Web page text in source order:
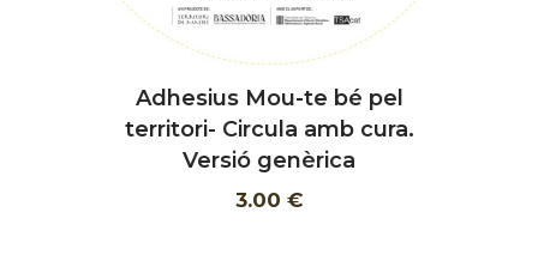
AFEGIR
Adhesius Mou-te bé pel
territori- Circula amb cura.
Versió genèrica
3.00 €